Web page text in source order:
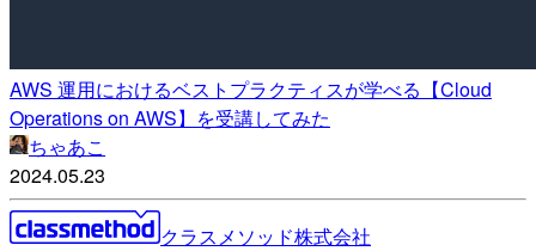
AWS 運用におけるベストプラクティスが学べる【Cloud
Operations on AWS】を受講してみた
ちゃあこ
2024.05.23
クラスメソッド株式会社